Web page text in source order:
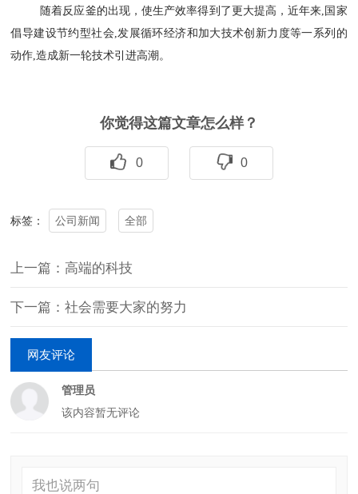
随着反应釜的出现，使生产效率得到了更大提高，近年来,国家
倡导建设节约型社会,发展循环经济和加大技术创新力度等一系列的
动作,造成新一轮技术引进高潮。
你觉得这篇文章怎么样？
0 0
标签： 公司新闻 全部
上一篇：高端的科技
下一篇：社会需要大家的努力
网友评论
管理员
该内容暂无评论